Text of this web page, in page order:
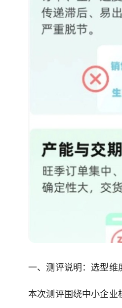
一、测评说明：选型维
本次测评围绕中小企业